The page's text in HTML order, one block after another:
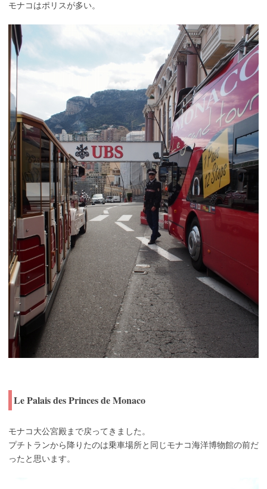
モナコはポリスが多い。
Le Palais des Princes de Monaco
モナコ大公宮殿まで戻ってきました。
プチトランから降りたのは乗車場所と同じモナコ海洋博物館の前だ
ったと思います。